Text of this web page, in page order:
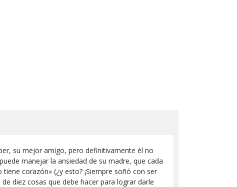
su mejor amigo, pero definitivamente él no
manejar la ansiedad de su madre, que cada
corazón» (¿y esto? ¡Siempre soñó con ser
diez cosas que debe hacer para lograr darle